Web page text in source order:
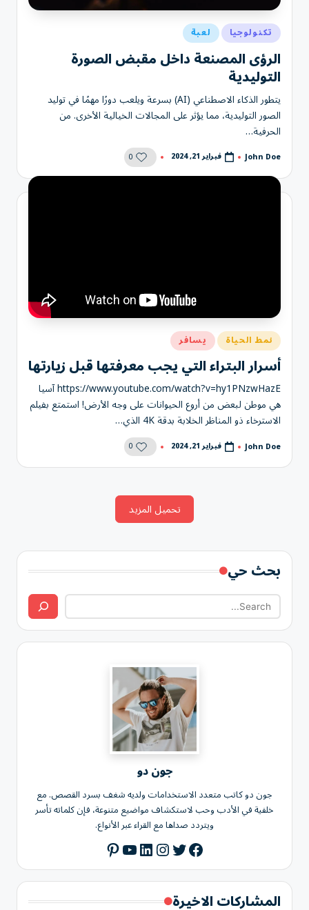
نُشر
في
تكنولوجيا لعبة
الرؤى المصنعة داخل مقبض الصورة
التوليدية
يتطور الذكاء الاصطناعي (AI) بسرعة ويلعب دورًا مهمًا في توليد
الصور التوليدية، مما يؤثر على المجالات الخيالية الأخرى. من
الحرفية…
تمّ
بواسطة
John Doe فبراير 21, 2024 0
نُشر
في
نمط الحياة يسافر
أسرار البتراء التي يجب معرفتها قبل زيارتها
https://www.youtube.com/watch?v=hy1PNzwHazE آسيا
هي موطن لبعض من أروع الحيوانات على وجه الأرض! استمتع بفيلم
الاسترخاء ذو المناظر الخلابة بدقة 4K الذي…
تمّ
بواسطة
John Doe فبراير 21, 2024 0
تحميل المزيد
بحث حي
جون دو
جون دو كاتب متعدد الاستخدامات ولديه شغف بسرد القصص. مع
خلفية في الأدب وحب لاستكشاف مواضيع متنوعة، فإن كلماته تأسر
ويتردد صداها مع القراء عبر الأنواع.
Facebook
Twitter
Instagram
LinkedIn
YouTube
Pinterest
المشاركات الاخيرة